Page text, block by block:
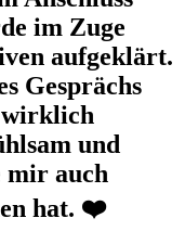
im Zuge
aufgeklärt.
Gesprächs
wirklich
und
mir auch
hat. ❤️